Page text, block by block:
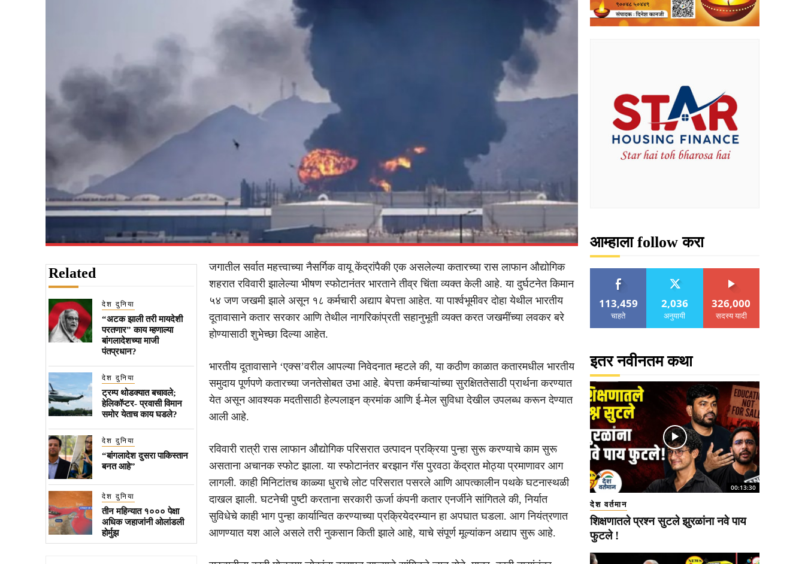
Related
देश दुनिया
“अटक झाली तरी मायदेशी
परतणार” काय म्हणाल्या
बांगलादेशच्या माजी
पंतप्रधान?
देश दुनिया
ट्रम्प थोडक्यात बचावले;
हेलिकॉप्टर- प्रवासी विमान
समोर येताच काय घडले?
देश दुनिया
“बांगलादेश दुसरा पाकिस्तान
बनत आहे”
देश दुनिया
तीन महिन्यात १००० पेक्षा
अधिक जहाजांनी ओलांडली
होर्मुझ
जगातील सर्वात महत्त्वाच्या नैसर्गिक वायू केंद्रांपैकी एक असलेल्या कतारच्या रास लाफान औद्योगिक
शहरात रविवारी झालेल्या भीषण स्फोटानंतर भारताने तीव्र चिंता व्यक्त केली आहे. या दुर्घटनेत किमान
५४ जण जखमी झाले असून १८ कर्मचारी अद्याप बेपत्ता आहेत. या पार्श्वभूमीवर दोहा येथील भारतीय
दूतावासाने कतार सरकार आणि तेथील नागरिकांप्रती सहानुभूती व्यक्त करत जखमींच्या लवकर बरे
होण्यासाठी शुभेच्छा दिल्या आहेत.
भारतीय दूतावासाने ‘एक्स’वरील आपल्या निवेदनात म्हटले की, या कठीण काळात कतारमधील भारतीय
समुदाय पूर्णपणे कतारच्या जनतेसोबत उभा आहे. बेपत्ता कर्मचाऱ्यांच्या सुरक्षिततेसाठी प्रार्थना करण्यात
येत असून आवश्यक मदतीसाठी हेल्पलाइन क्रमांक आणि ई-मेल सुविधा देखील उपलब्ध करून देण्यात
आली आहे.
रविवारी रात्री रास लाफान औद्योगिक परिसरात उत्पादन प्रक्रिया पुन्हा सुरू करण्याचे काम सुरू
असताना अचानक स्फोट झाला. या स्फोटानंतर बरझान गॅस पुरवठा केंद्रात मोठ्या प्रमाणावर आग
लागली. काही मिनिटांतच काळ्या धुराचे लोट परिसरात पसरले आणि आपत्कालीन पथके घटनास्थळी
दाखल झाली. घटनेची पुष्टी करताना सरकारी ऊर्जा कंपनी कतार एनर्जीने सांगितले की, निर्यात
सुविधेचे काही भाग पुन्हा कार्यान्वित करण्याच्या प्रक्रियेदरम्यान हा अपघात घडला. आग नियंत्रणात
आणण्यात यश आले असले तरी नुकसान किती झाले आहे, याचे संपूर्ण मूल्यांकन अद्याप सुरू आहे.
आम्हाला follow करा
113,459
चाहते
2,036
अनुयायी
326,000
सदस्य यादी
इतर नवीनतम कथा
00:13:30
देश वर्तमान
शिक्षणातले प्रश्न सुटले झुरळांना नवे पाय
फुटले !